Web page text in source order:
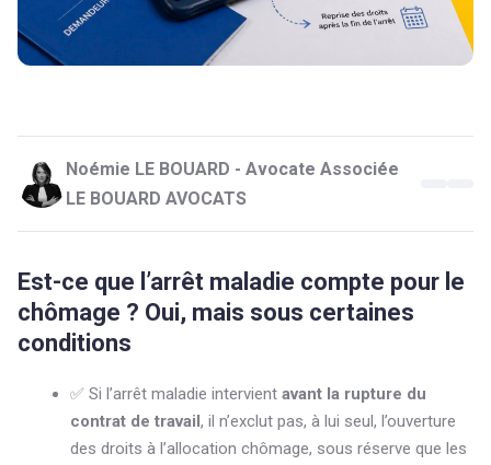
Noémie LE BOUARD - Avocate Associée
LE BOUARD AVOCATS
Est-ce que l’arrêt maladie compte pour le
chômage ? Oui, mais sous certaines
conditions
✅ Si l’arrêt maladie intervient avant la rupture du
contrat de travail, il n’exclut pas, à lui seul, l’ouverture
des droits à l’allocation chômage, sous réserve que les